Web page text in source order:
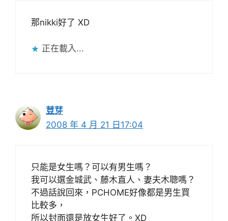
那nikki好了 XD
正在載入...
荳芽
2008 年 4 月 21 日17:04
只能是女生嗎？可以有男生嗎？
我可以選金城武、藤木直人、妻夫木聰嗎？
不過話說回來，PCHOME好像都是男生買
比較多，
所以封面還是放女生好了。XD